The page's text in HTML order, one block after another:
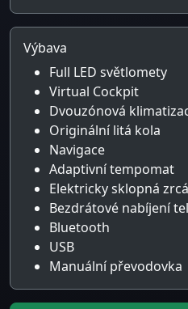
Výbava
Full LED světlomety
Virtual Cockpit
Dvouzónová
Originální litá kola
Navigace
Adaptivní tempomat
Elektricky sklopná
Bezdrátové nabíjení
Bluetooth
USB
Manuální převodovka